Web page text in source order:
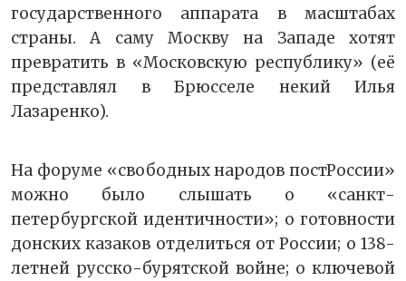
государственного аппарата в масштабах
страны. А саму Москву на Западе хотят
превратить в «Московскую республику» (её
представлял в Брюсселе некий Илья
Лазаренко).
На форуме «свободных народов постРоссии»
можно было слышать о «санкт-
петербургской идентичности»; о готовности
донских казаков отделиться от России; о 138-
летней русско-бурятской войне; о ключевой